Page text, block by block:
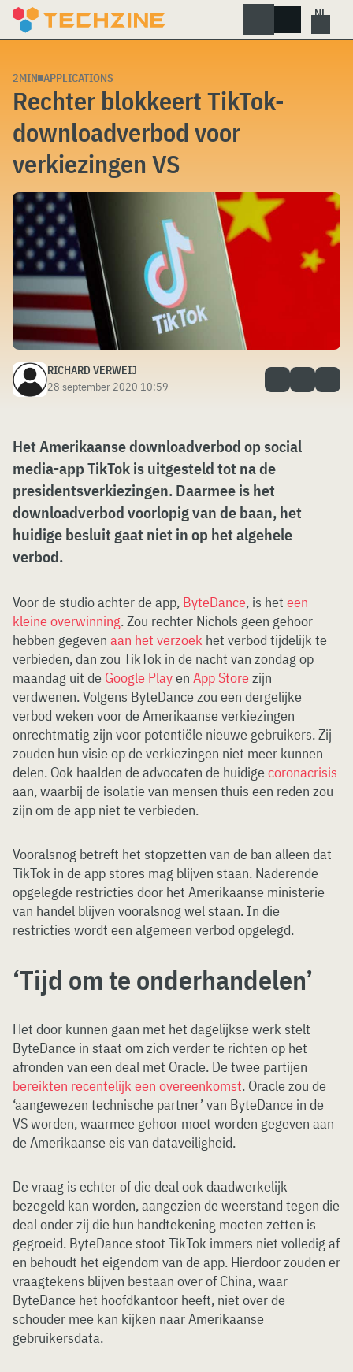
Skip
2MIN APPLICATIONS
Rechter blokkeert TikTok-
downloadverbod voor
verkiezingen VS
RICHARD VERWEIJ
28 september 2020 10:59
Het Amerikaanse downloadverbod op social
media-app TikTok is uitgesteld tot na de
presidentsverkiezingen. Daarmee is het
downloadverbod voorlopig van de baan, het
huidige besluit gaat niet in op het algehele
verbod.
Voor de studio achter de app, ByteDance, is het een
kleine overwinning. Zou rechter Nichols geen gehoor
hebben gegeven aan het verzoek het verbod tijdelijk te
verbieden, dan zou TikTok in de nacht van zondag op
maandag uit de Google Playen App Storezijn
verdwenen. Volgens ByteDance zou een dergelijke
verbod weken voor de Amerikaanse verkiezingen
onrechtmatig zijn voor potentiële nieuwe gebruikers. Zij
zouden hun visie op de verkiezingen niet meer kunnen
delen. Ook haalden de advocaten de huidigecoronacrisis
aan, waarbij de isolatie van mensen thuis een reden zou
zijn om de app niet te verbieden.
Vooralsnog betreft het stopzetten van de ban alleen dat
TikTok in de app stores mag blijven staan. Naderende
opgelegde restricties door het Amerikaanse ministerie
van handel blijven vooralsnog wel staan. In die
restricties wordt een algemeen verbod opgelegd.
‘Tijd om te onderhandelen’
Het door kunnen gaan met het dagelijkse werk stelt
ByteDance in staat om zich verder te richten op het
afronden van een deal met Oracle. De twee partijen
bereikten recentelijk een overeenkomst. Oracle zou de
‘aangewezen technische partner’ van ByteDance in de
VS worden, waarmee gehoor moet worden gegeven aan
de Amerikaanse eis van dataveiligheid.
De vraag is echter of die deal ook daadwerkelijk
bezegeld kan worden, aangezien de weerstand tegen die
deal onder zij die hun handtekening moeten zetten is
gegroeid. ByteDance stoot TikTok immers niet volledig af
en behoudt het eigendom van de app. Hierdoor zouden er
vraagtekens blijven bestaan over of China, waar
ByteDance het hoofdkantoor heeft, niet over de
schouder mee kan kijken naar Amerikaanse
gebruikersdata.